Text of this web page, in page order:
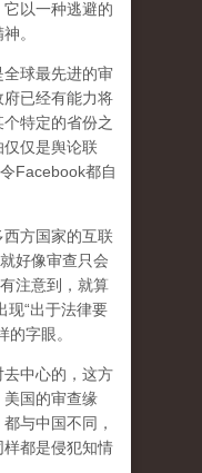
以一种逃避的
。
球最先进的审
已经有能力将
特定的省份之
仅仅是舆论联
Facebook都自
方国家的互联
好像审查只会
注意到， 就算
现“出于法律要
字眼。
中心的，这方
国的审查缘
与中国不同，
都是侵犯知情